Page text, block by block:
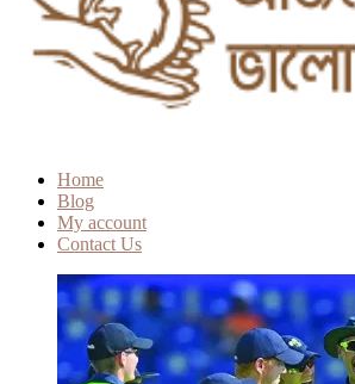
Home
Blog
My account
Contact Us